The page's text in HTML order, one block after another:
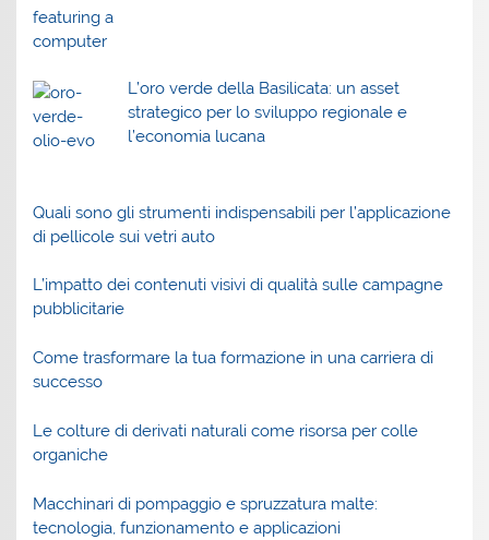
L’oro verde della Basilicata: un asset
strategico per lo sviluppo regionale e
l’economia lucana
Quali sono gli strumenti indispensabili per l’applicazione
di pellicole sui vetri auto
L’impatto dei contenuti visivi di qualità sulle campagne
pubblicitarie
Come trasformare la tua formazione in una carriera di
successo
Le colture di derivati naturali come risorsa per colle
organiche
Macchinari di pompaggio e spruzzatura malte:
tecnologia, funzionamento e applicazioni